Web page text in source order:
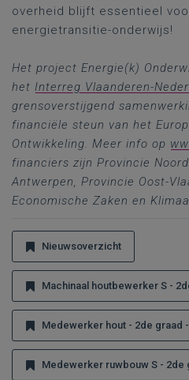
overheid blijft essentieel
energietransitie-onderwijs!
Het project Energie(k)
het Interreg Vlaanderen-
grensoverstijgend
financiële steun van het
Ontwikkeling. Meer info op
financiers zijn Provincie
Antwerpen, Provincie Oost-
Economische Zaken en
Nieuwsoverzicht
Machinaal houtbewerker S -
Medewerker hout - 2de graad
Medewerker ruwbouw S - 2de